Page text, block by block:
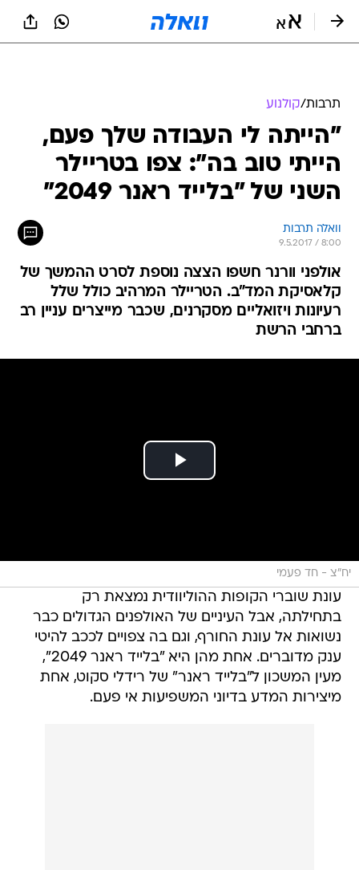
תרבות/קולנוע
"הייתה לי העבודה שלך פעם,
הייתי טוב בה": צפו בטריילר
השני של "בלייד ראנר 2049"
וואלה תרבות
9.5.2017 / 8:00
אולפני וורנר חשפו הצצה נוספת לסרט ההמשך של
קלאסיקת המד"ב. הטריילר המרהיב כולל שלל
רעיונות ויזואליים מסקרנים, שכבר מייצרים עניין רב
ברחבי הרשת
יח"צ - חד פעמי
עונת שוברי הקופות ההוליוודית נמצאת רק
בתחילתה, אבל העיניים של האולפנים הגדולים כבר
נשואות אל עונת החורף, וגם בה צפויים לככב להיטי
ענק מדוברים. אחת מהן היא "בלייד ראנר 2049",
מעין המשכון ל"בלייד ראנר" של רידלי סקוט, אחת
מיצירות המדע בדיוני המשפיעות אי פעם.